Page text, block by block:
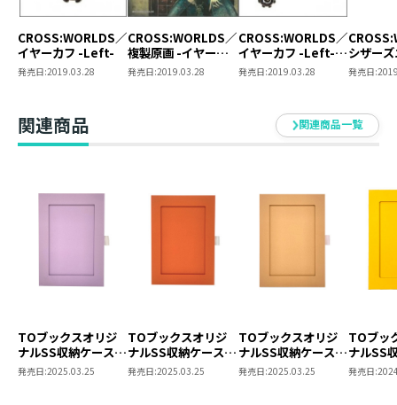
CROSS:WORLDS／
イヤーカフ -Left-
発売日:2019.03.28
CROSS:WORLDS／
複製原画 -イヤーカ
フデザイン-
発売日:2019.03.28
CROSS:WORLDS／
イヤーカフ -Left-
【複製原画セット】
発売日:2019.03.28
シザー
ブロー
（2019
発売日:
関連商品 関連商品一覧
TOブックスオリジ
ナルSS収納ケース
（パープル）
発売日:2025.03.25
TOブックスオリジ
ナルSS収納ケース
（オレンジ）
発売日:2025.03.25
TOブックスオリジ
ナルSS収納ケース
（ベージュ）
発売日:2025.03.25
TOブッ
ナルSS
（
発売日: